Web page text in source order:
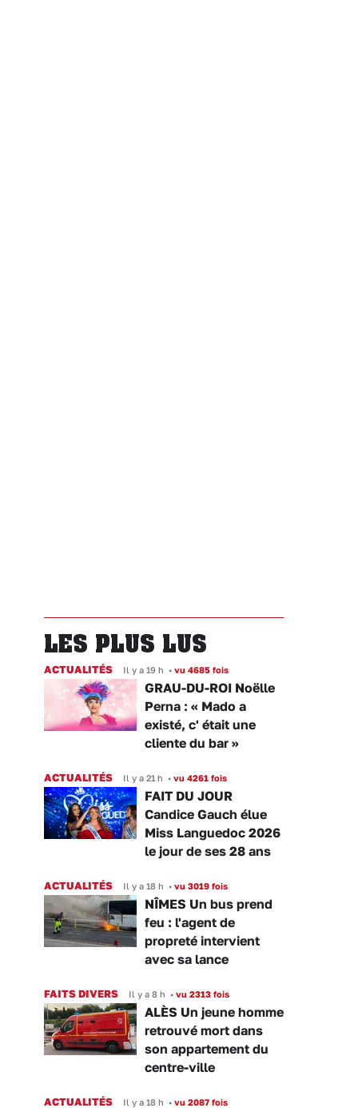
LES PLUS LUS
ACTUALITÉS Il y a 19 h • vu 4685 fois
GRAU-DU-ROI Noëlle
Perna : « Mado a
existé, c' était une
cliente du bar »
ACTUALITÉS Il y a 21 h • vu 4261 fois
FAIT DU JOUR
Candice Gauch élue
Miss Languedoc 2026
le jour de ses 28 ans
ACTUALITÉS Il y a 18 h • vu 3019 fois
NÎMES Un bus prend
feu : l'agent de
propreté intervient
avec sa lance
FAITS DIVERS Il y a 8 h • vu 2313 fois
ALÈS Un jeune homme
retrouvé mort dans
son appartement du
centre-ville
ACTUALITÉS Il y a 18 h • vu 2087 fois